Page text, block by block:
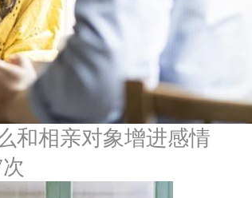
和相亲对象增进感情